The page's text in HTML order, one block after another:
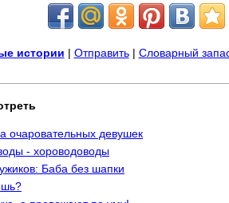
истории | Отправить| Словарный
очаровательных девушек
- хороводоводы
Баба без шапки